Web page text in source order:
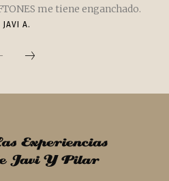
me tiene enganchado.
JAVI A.